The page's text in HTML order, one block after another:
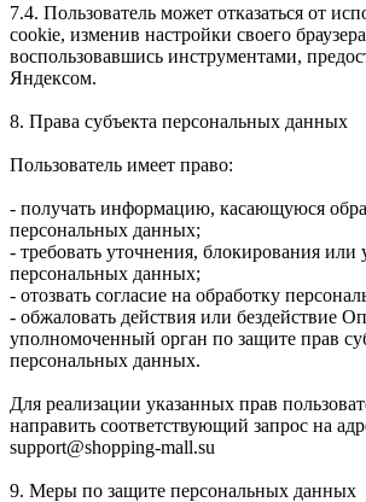
7.4. Пользователь может отказаться от
cookie, изменив настройки своего
воспользовавшись инструментами,
Яндексом.
8. Права субъекта персональных данных
Пользователь имеет право:
- получать информацию, касающуюся
персональных данных;
- требовать уточнения, блокирования
персональных данных;
- отозвать согласие на обработку
- обжаловать действия или бездействие
уполномоченный орган по защите прав
персональных данных.
Для реализации указанных прав
направить соответствующий запрос на
support@shopping-mall.su
9. Меры по защите персональных данных